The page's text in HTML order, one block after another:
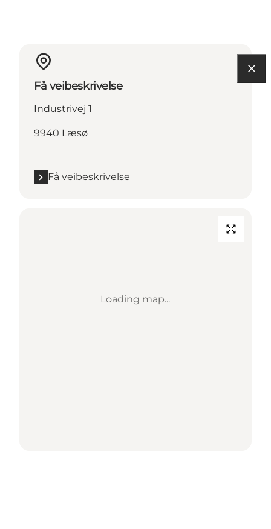
Få veibeskrivelse
Industrivej 1
9940 Læsø
Få veibeskrivelse
Loading map...